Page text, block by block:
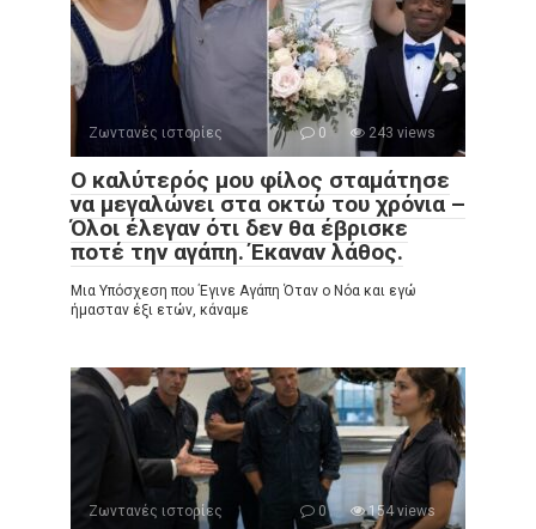
Ζωντανές ιστορίες 0 243 views
Ο καλύτερός μου φίλος σταμάτησε
να μεγαλώνει στα οκτώ του χρόνια –
Όλοι έλεγαν ότι δεν θα έβρισκε
ποτέ την αγάπη. Έκαναν λάθος.
Μια Υπόσχεση που Έγινε Αγάπη Όταν ο Νόα και εγώ
ήμασταν έξι ετών, κάναμε
Ζωντανές ιστορίες 0 154 views